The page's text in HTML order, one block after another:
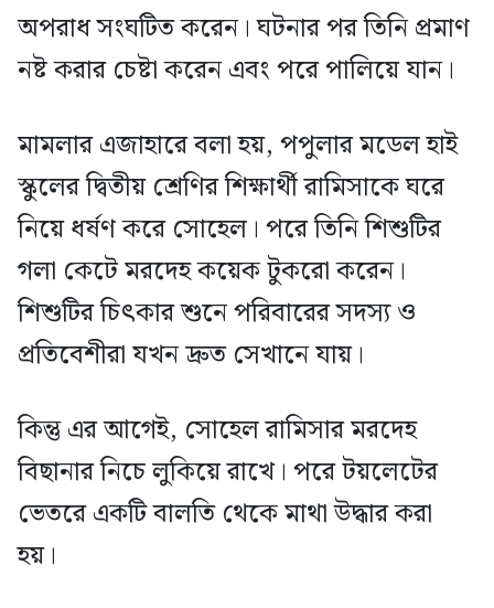
অপরাধ সংঘটিত করেন। ঘটনার পর তিনি প্রমাণ
নষ্ট করার চেষ্টা করেন এবং পরে পালিয়ে যান।
মামলার এজাহারে বলা হয়, পপুলার মডেল হাই
স্কুলের দ্বিতীয় শ্রেণির শিক্ষার্থী রামিসাকে ঘরে
নিয়ে ধর্ষণ করে সোহেল। পরে তিনি শিশুটির
গলা কেটে মরদেহ কয়েক টুকরো করেন।
শিশুটির চিৎকার শুনে পরিবারের সদস্য ও
প্রতিবেশীরা যখন দ্রুত সেখানে যায়।
কিন্তু এর আগেই, সোহেল রামিসার মরদেহ
বিছানার নিচে লুকিয়ে রাখে। পরে টয়লেটের
ভেতরে একটি বালতি থেকে মাথা উদ্ধার করা
হয়।